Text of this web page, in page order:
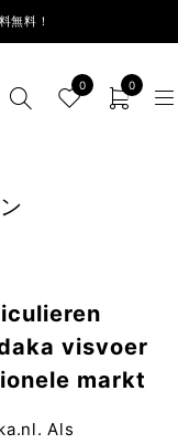
無料！
0 0
visvoer
markt
Als